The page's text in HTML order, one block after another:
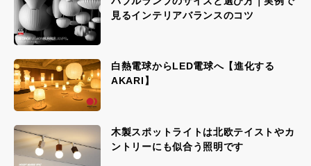
木製スポットライトは北欧テイストやカ
ントリーにも似合う照明です
白熱電球からLED電球へ【進化する
AKARI】
見るインテリアバランスのコツ